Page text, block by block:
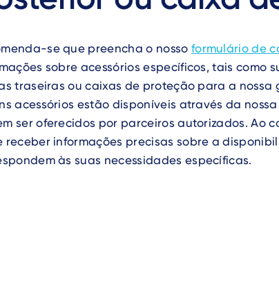
se que preencha o nosso formulário de
sobre acessórios específicos, tais como
traseiras ou caixas de proteção para a nossa
acessórios estão disponíveis através da
ser oferecidos por parceiros autorizados. Ao
receber informações precisas sobre a
às suas necessidades específicas.